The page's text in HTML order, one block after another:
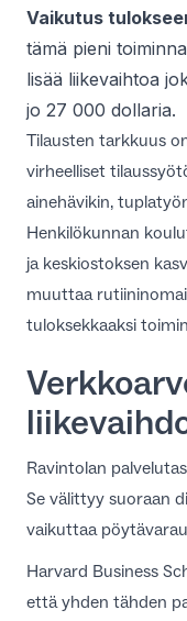
Vaikutus
tämä pieni
lisää liikevaihtoa
jo 27 000 dollaria.
Tilausten tarkkuus
virheelliset
ainehävikin,
Henkilökunnan
ja keskiostoksen
muuttaa
tuloksekkaaksi
Ravintolan
Se välittyy suoraan
vaikuttaa
Harvard Business
että yhden tähden